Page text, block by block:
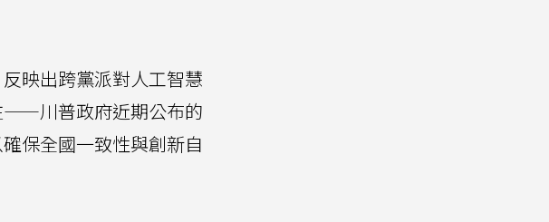
映出跨黨派對人工智慧
——川普政府近期公布的
保全國一致性與創新自